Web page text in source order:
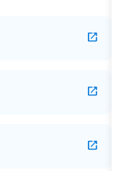
open_in_new
open_in_new
open_in_new